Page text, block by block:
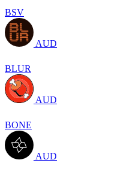
BSV
AUD
BLUR
AUD
BONE
AUD